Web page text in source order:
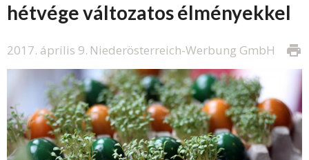
hétvége változatos élményekkel
2017. április 9. print
Niederösterreich-Werbung GmbH